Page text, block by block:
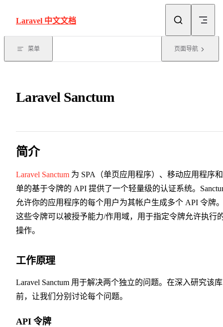
Laravel 中文文档
菜单 页面导航
Laravel Sanctum
简介
Laravel Sanctum 为 SPA（单页应用程序）、移动应用程序
单的基于令牌的 API 提供了一个轻量级的认证系统。
允许你的应用程序的每个用户为其帐户生成多个 API 令牌
这些令牌可以被授予能力/作用域，用于指定令牌允许执行
操作。
工作原理
Laravel Sanctum 用于解决两个独立的问题。在深入研究该
前，让我们分别讨论每个问题。
API 令牌